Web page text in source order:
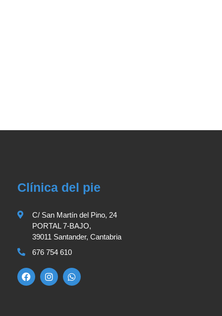
Clínica del pie
C/ San Martín del Pino, 24
PORTAL 7-BAJO,
39011 Santander, Cantabria
676 754 610